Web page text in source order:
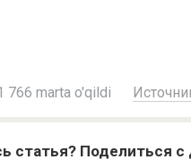
766 marta o'qildi
статья? Поделиться с